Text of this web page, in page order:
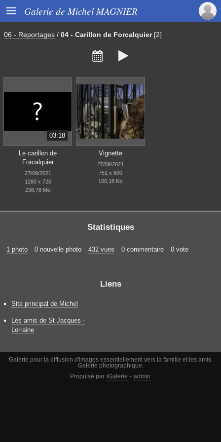
 Galerie de Michel MAGNIER
06 - Reportages / 04 - Carillon de Forcalquier [2]
 
03:18
Le carillon de
Forcalquier
27/09/2021
1280 x 720
238,78 Mo
Vignette
27/09/2021
751 x 600
100,18 Ko
Statistiques
1 photo 0 nouvelle photo 432 vues 0 commentaire 0 vote
Liens
Site principal de Michel
Les amis de St Jacques -
Lorraine
Galerie pour la diffusion d'images essentiellement vers la famille et les amis.
Galerie photographique.
Propulsé par iGalerie - admin